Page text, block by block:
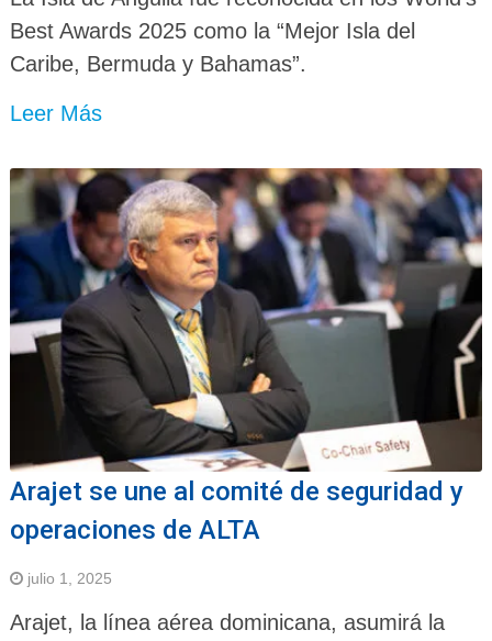
Best Awards 2025 como la “Mejor Isla del
Caribe, Bermuda y Bahamas”.
Leer Más
Arajet se une al comité de seguridad y
operaciones de ALTA
julio 1, 2025
Arajet, la línea aérea dominicana, asumirá la